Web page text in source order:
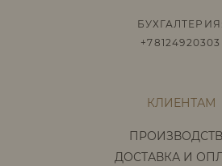
КЛИЕНТАМ
ДОСТАВКА И
БУХГАЛТЕРИЯ:
+78124920303